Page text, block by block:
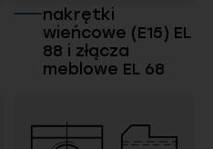
nakrętki
wieńcowe (E15) EL
88 i złącza
meblowe EL 68